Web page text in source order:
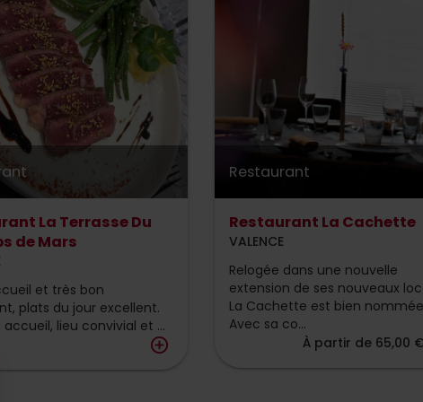
La Terrasse Du
de Mars
et très bon
plats du jour excellent.
accueil, lieu convivial et ...
add_circle_outline
Restaurant
Restaurant La Cachette
VALENCE
Relogée dans une nouvelle
extension de ses nouveaux
La Cachette est bien
Avec sa co...
À partir de 65,00 €